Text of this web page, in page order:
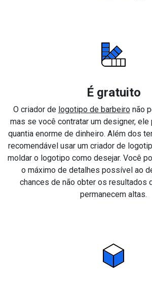
É gratuito
O criador de logotipo de barbeironão
mas se você contratar um designer, ele
quantia enorme de dinheiro. Além dos
recomendável usar um criador de
moldar o logotipo como desejar. Você
o máximo de detalhes possível ao
chances de não obter os resultados
permanecem altas.